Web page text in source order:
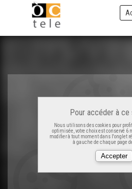
Pour accéder à ce
Nous utilisons des cookies pour
optimisée, votre choix est conservé 6
modifier à tout moment dans l'onglet
à gauche de chaque page